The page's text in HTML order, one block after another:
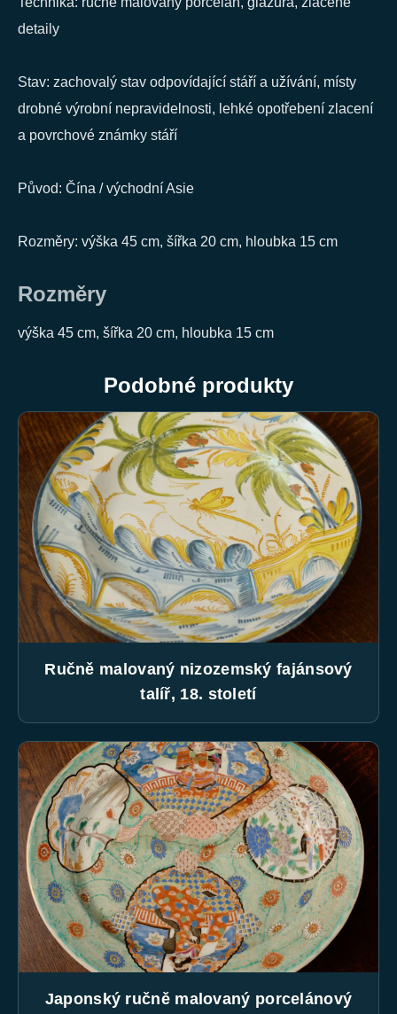
detaily
Stav: zachovalý stav odpovídající stáří a užívání, místy
drobné výrobní nepravidelnosti, lehké opotřebení zlacení
a povrchové známky stáří
Původ: Čína / východní Asie
Rozměry: výška 45 cm, šířka 20 cm, hloubka 15 cm
Rozměry
výška 45 cm, šířka 20 cm, hloubka 15 cm
Podobné produkty
Ručně malovaný nizozemský fajánsový
talíř, 18. století
Japonský ručně malovaný porcelánový